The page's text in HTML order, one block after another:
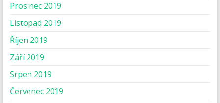
Prosinec 2019
Listopad 2019
Říjen 2019
Září 2019
Srpen 2019
Červenec 2019